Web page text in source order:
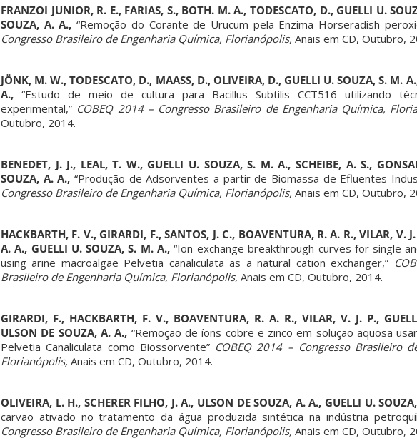
FRANZOI JUNIOR, R. E., FARIAS, S., BOTH. M. A., TODESCATO, D., GUELLI U.
SOUZA, A. A., “Remoção do Corante de Urucum pela Enzima Horseradish
Congresso Brasileiro de Engenharia Química, Florianópolis, Anais em CD, Outubro,
JÖNK, M. W., TODESCATO, D., MAASS, D., OLIVEIRA, D., GUELLI U. SOUZA, S. M.
A., “Estudo de meio de cultura para Bacillus Subtilis CCT516 utilizando
experimental,” COBEQ 2014 – Congresso Brasileiro de Engenharia Química,
Outubro, 2014.
BENEDET, J. J., LEAL, T. W., GUELLI U. SOUZA, S. M. A., SCHEIBE, A. S.,
SOUZA, A. A., “Produção de Adsorventes a partir de Biomassa de Efluentes
Congresso Brasileiro de Engenharia Química, Florianópolis, Anais em CD, Outubro,
HACKBARTH, F. V., GIRARDI, F., SANTOS, J. C., BOAVENTURA, R. A. R., VILAR, V.
A. A., GUELLI U. SOUZA, S. M. A.,“Ion-exchange breakthrough curves for single
using arine macroalgae Pelvetia canaliculata as a natural cation exchanger,”
Brasileiro de Engenharia Química, Florianópolis, Anais em CD, Outubro, 2014.
GIRARDI, F., HACKBARTH, F. V., BOAVENTURA, R. A. R., VILAR, V. J. P.,
ULSON DE SOUZA, A. A., “Remoção de íons cobre e zinco em solução aquosa
Pelvetia Canaliculata como Biossorvente” COBEQ 2014 – Congresso Brasileiro
Florianópolis, Anais em CD, Outubro, 2014.
OLIVEIRA, L. H., SCHERER FILHO, J. A., ULSON DE SOUZA, A. A., GUELLI U.
carvão ativado no tratamento da água produzida sintética na indústria
Congresso Brasileiro de Engenharia Química, Florianópolis, Anais em CD, Outubro,